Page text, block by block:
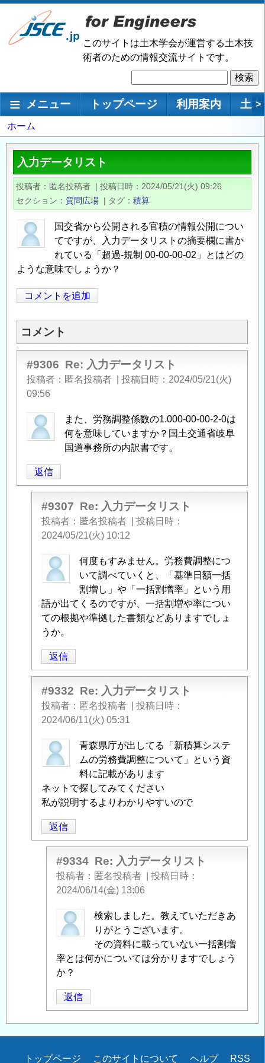
メ
ン
移
このサイトは土木学会が運営する土木技
術者のための情報交流サイトです。
索
メインナビゲーション
メニュー トップページ 利用案内 土 >
パ
ン
ず
ホーム
入力データリスト
投稿者 匿名投稿者 | 投稿日時
2024/05/21(火) 09:26
セクション
質問広場 | タグ 積算
国交省から公開される官積の情報公開につい
てですが、入力データリストの摘要欄に書か
れている「超過-規制 00-00-00-02」とはどの
ような意味でしょうか？
コメントを追加
コメント
#9306 Re: 入力データリスト
投稿者 匿名投稿者 投稿日時
2024/05/21(火)
09:56
また、労務調整係数の1.000-00-00-2-0は
何を意味していますか？国土交通省岐阜
国道事務所の内訳書です。
返信
#9307 Re: 入力データリスト
投稿者 匿名投稿者
投稿日時
2024/05/21(火) 10:12
匿
名
稿
者
に
る
「Re:
入
力
デ
タ
リ
ト」
へ
の
返
信
何度もすみません。労務費調整につ
いて調べていくと、「基準日額一括
割増し」や「一括割増率」という用
語が出てくるのですが、一括割増や率につい
ての根拠や準拠した書類などありますでしょ
うか。
返信
#9332 Re: 入力データリスト
投稿者 匿名投稿者
投稿日時
2024/06/11(火) 05:31
匿
名
稿
者
よ
る
Re:
」
青森県庁が出してる「新積算システ
ムの労務費調整について」という資
料に記載があります
ネットで探してみてください
私が説明するよりわかりやすいので
返信
#9334 Re: 入力データリスト
投稿者 匿名投稿者
投稿日時
2024/06/14(金) 13:06
匿
名
稿
者
よ
力
検索しました。教えていただきあ
りがとうございます。
その資料に載っていない一括割増
率とは何かについては分かりますでしょう
か？
返信
Secondary
トップページ このサイトについて ヘルプ RSS